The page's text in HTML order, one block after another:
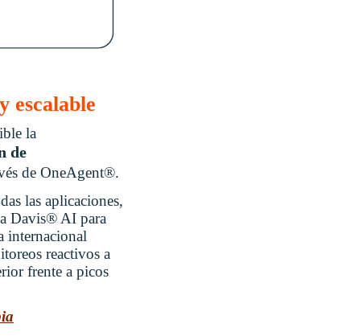
escalable
la
de
de OneAgent®.
las aplicaciones,
Davis® AI para
internacional
reactivos a
frente a picos